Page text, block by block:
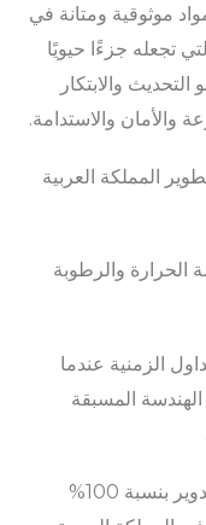
موثوقية ومتانة في
تجعله جزءًا حيويًا
التحديث والابتكار
والأمان والاستدامة.
المملكة العربية
الحرارة والرطوبة
الزمنية عندما
المسبقة
أهداف الاستدامة – الفولاذ قابل لإعادة التدوير بنسبة 100%